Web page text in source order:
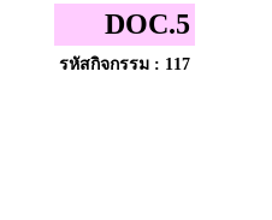
DOC.5
รหัสกิจกรรม : 117